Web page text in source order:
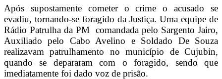
Após supostamente cometer o crime o acusado se
evadiu, tornando-se foragido da Justiça. Uma equipe de
Rádio Patrulha da PM comandada pelo Sargento Jairo,
Auxiliado pelo Cabo Avelino e Soldado De Souza
realizavam patrulhamento no município de Cujubin,
quando se depararam com o foragido, sendo que
imediatamente foi dado voz de prisão.